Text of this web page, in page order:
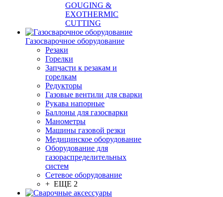
GOUGING &
EXOTHERMIC
CUTTING
Газосварочное оборудование
Резаки
Горелки
Запчасти к резакам и
горелкам
Редукторы
Газовые вентили для сварки
Рукава напорные
Баллоны для газосварки
Манометры
Машины газовой резки
Медицинское оборудование
Оборудование для
газораспределительных
систем
Сетевое оборудование
+ ЕЩЕ 2